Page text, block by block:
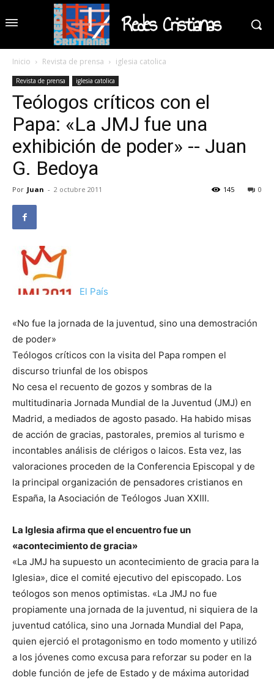
Redes Cristianas
Inicio Revista de prensa iglesia catolica
Revista de prensa iglesia catolica
Teólogos críticos con el
Papa: «La JMJ fue una
exhibición de poder» -- Juan
G. Bedoya
Por Juan - 2 octubre 2011 0
145
El País
«No fue la jornada de la juventud, sino una demostración
de poder»
Teólogos críticos con la visita del Papa rompen el
discurso triunfal de los obispos
No cesa el recuento de gozos y sombras de la
multitudinaria Jornada Mundial de la Juventud (JMJ) en
Madrid, a mediados de agosto pasado. Ha habido misas
de acción de gracias, pastorales, premios al turismo e
incontables análisis de clérigos o laicos. Esta vez, las
valoraciones proceden de la Conferencia Episcopal y de
la principal organización de pensadores cristianos en
España, la Asociación de Teólogos Juan XXIII.
La Iglesia afirma que el encuentro fue un
«acontecimiento de gracia»
«La JMJ ha supuesto un acontecimiento de gracia para la
Iglesia», dice el comité ejecutivo del episcopado. Los
teólogos son menos optimistas. «La JMJ no fue
propiamente una jornada de la juventud, ni siquiera de la
juventud católica, sino una Jornada Mundial del Papa,
quien ejerció el protagonismo en todo momento y utilizó
a los jóvenes como excusa para reforzar su poder en la
doble función de jefe de Estado y de máxima autoridad